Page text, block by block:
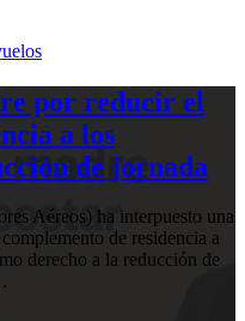
por reducir el
a los
de jornada
Aéreos) ha interpuesto una
de residencia a
derecho a la reducción de